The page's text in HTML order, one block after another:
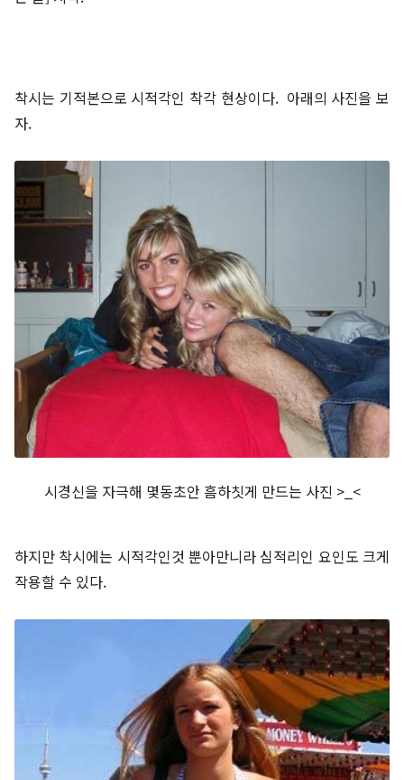
착시는 기적본으로 시적각인 착각 현상이다. 아래의 사진을 보
자.
시경신을 자극해 몇동초안 흠하칫게 만드는 사진 >_<
하지만 착시에는 시적각인것 뿐아만니라 심적리인 요인도 크게
작용할 수 있다.